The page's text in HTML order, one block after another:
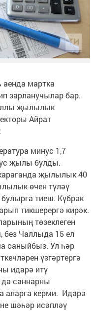
мартка
зарланучылар бар.
җылылык
Айрат
минус 1,7
җылы булды.
җылылык 40
өчен түләү
тиеш. Күбрәк
тикшерергә кирәк.
төзеклеген
без Чаллыда 15 ел
саныйбыз. Ул һәр
үзгәртергә
идарә итү
саннарны
аларга керми. Идарә
шәһәр исәпләү